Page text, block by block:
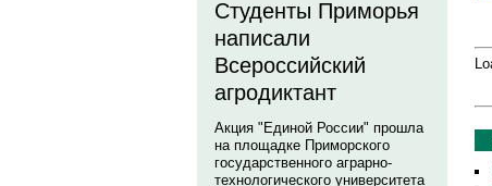
Студенты Приморья
написали
Всероссийский
агродиктант
Акция "Единой России" прошла
на площадке Приморского
государственного аграрно-
технологического университета